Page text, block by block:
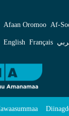
Afaan Oromoo
English Français